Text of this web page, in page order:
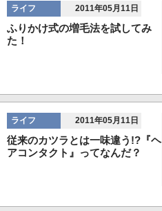
ライフ 2011年05月11日
ふりかけ式の増毛法を試してみ
た！
ライフ 2011年05月11日
従来のカツラとは一味違う!?『ヘ
アコンタクト』ってなんだ？